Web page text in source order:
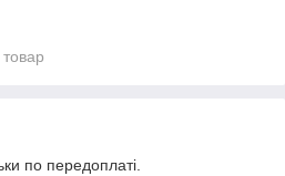
по передоплаті.